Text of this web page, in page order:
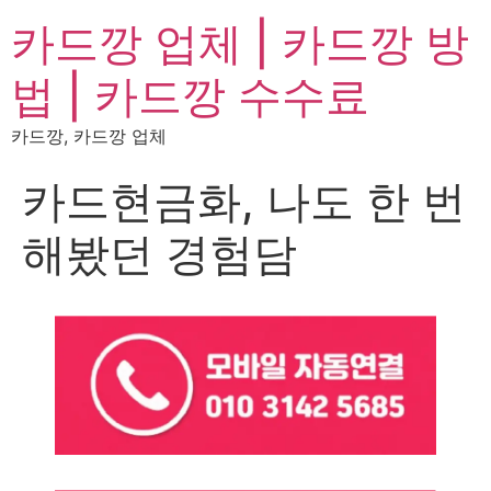
카드깡 업체 | 카드깡 방
법 | 카드깡 수수료
카드깡, 카드깡 업체
카드현금화, 나도 한 번
해봤던 경험담